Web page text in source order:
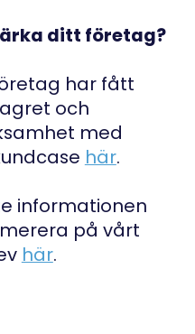
ditt företag?
har fått
och
med
här.
informationen
på vårt
här.